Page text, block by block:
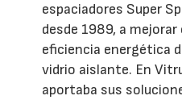
espaciadores Super
desde 1989, a
eficiencia energética
vidrio aislante. En
aportaba sus